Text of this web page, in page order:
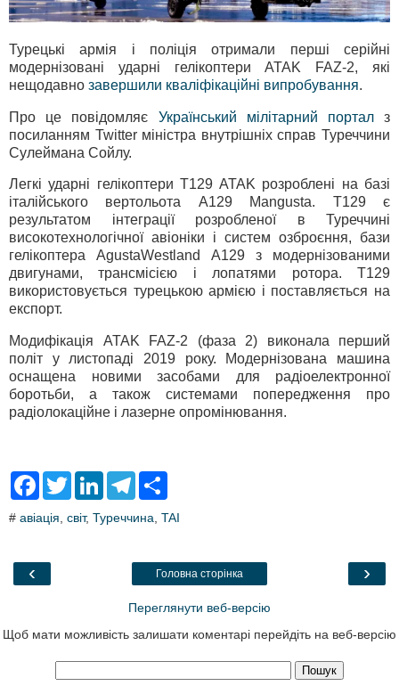
Турецькі армія і поліція отримали перші серійні
модернізовані ударні гелікоптери ATAK FAZ-2, які
нещодавно завершили кваліфікаційні випробування.
Про це повідомляє Український мілітарний порталз
посиланням Twitter міністра внутрішніх справ Туреччини
Сулеймана Сойлу.
Легкі ударні гелікоптери T129 ATAK розроблені на базі
італійського вертольота A129 Mangusta. T129 є
результатом інтеграції розробленої в Туреччині
високотехнологічної авіоніки і систем озброєння, бази
гелікоптера AgustaWestland A129 з модернізованими
двигунами, трансмісією і лопатями ротора. T129
використовується турецькою армією і поставляється на
експорт.
Модифікація ATAK FAZ-2 (фаза 2) виконала перший
політ у листопаді 2019 року. Модернізована машина
оснащена новими засобами для радіоелектронної
боротьби, а також системами попередження про
радіолокаційне і лазерне опромінювання.
F
e
o
T
t
L
k
T
e
a
r
# авіація світ, Туреччина TAI
‹ ›
Головна сторінка
Переглянути веб-версію
Щоб мати можливість залишати коментарі перейдіть на веб-версію